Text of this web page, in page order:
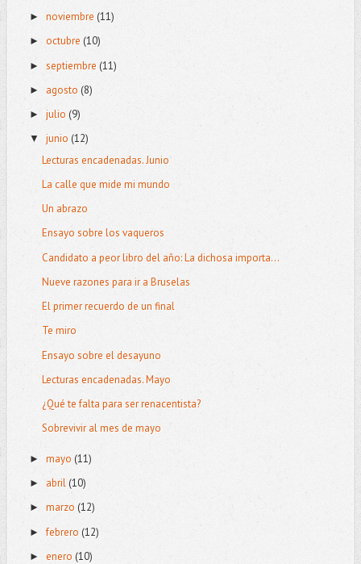
► noviembre (11)
► octubre (10)
► septiembre (11)
► agosto (8)
► julio (9)
▼ junio (12)
Lecturas encadenadas. Junio
La calle que mide mi mundo
Un abrazo
Ensayo sobre los vaqueros
Candidato a peor libro del año: La dichosa importa...
Nueve razones para ir a Bruselas
El primer recuerdo de un final
Te miro
Ensayo sobre el desayuno
Lecturas encadenadas. Mayo
¿Qué te falta para ser renacentista?
Sobrevivir al mes de mayo
► mayo (11)
► abril(10)
► marzo (12)
►febrero (12)
► enero (10)